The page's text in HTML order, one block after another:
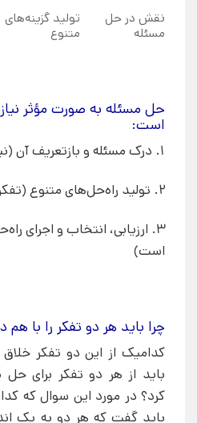
نقش در حل
مسئله
تولید گزینه‌های
متنوع
حل مسئله به صورت مؤثر
است:
1. درک مسئله و بازتعریف آن (نیازمند
2. تولید راه‌حل‌های متنوع (تفکر خلاق فعال می‌شود)
3. ارزیابی، انتخاب و اجرای
است)
چرا باید هر دو تفکر را با هم
کدامیک از این دو تفکر خلاق
باید از هر دو تفکر برای
کرد؟ در مورد این سوال که
باید گفت که هر دو به یک